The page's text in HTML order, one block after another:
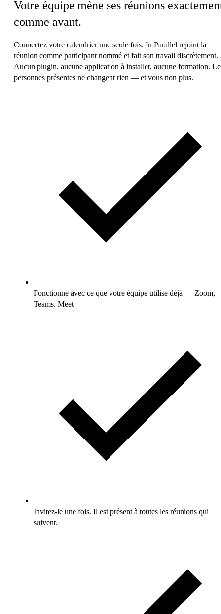
Votre équipe mène ses réunions
comme avant.
Connectez votre calendrier une seule fois. In Parallel rejoint la
réunion comme participant nommé et fait son travail discrètement.
Aucun plugin, aucune application à installer, aucune formation.
personnes présentes ne changent rien — et vous non plus.
Fonctionne avec ce que votre équipe utilise déjà — Zoom,
Teams, Meet
Invitez-le une fois. Il est présent à toutes les réunions qui
suivent.